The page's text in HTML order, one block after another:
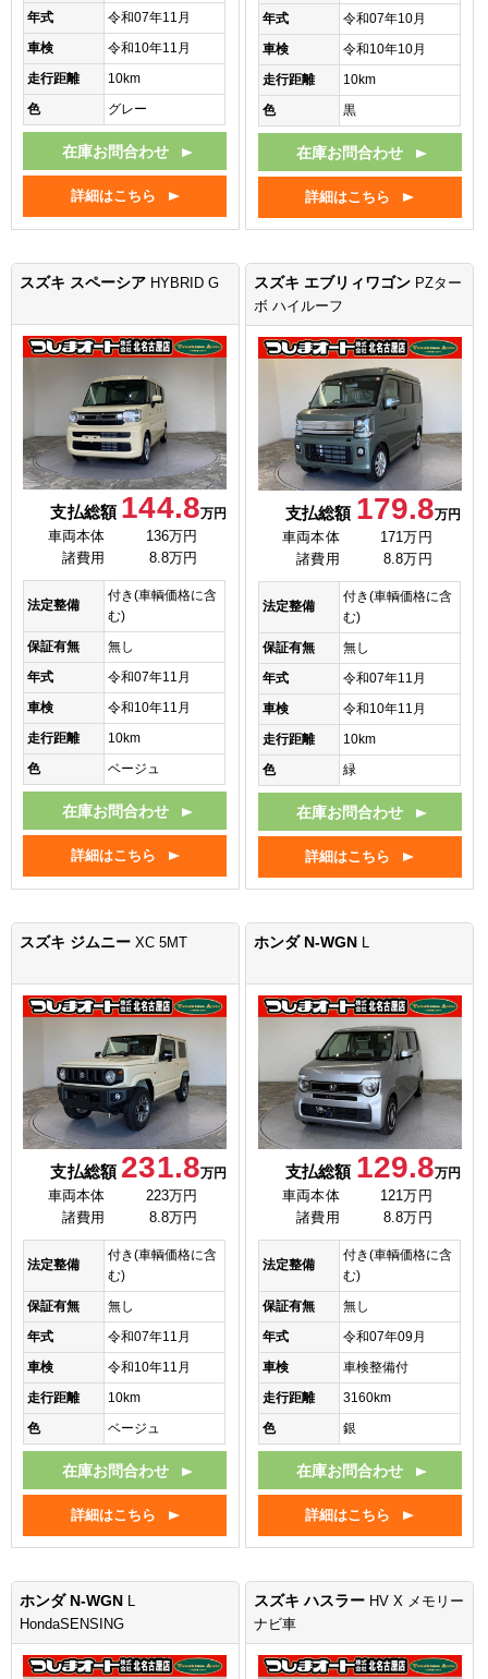
年式
令和07年11月
車検
令和10年11月
走行距離
10km
色
グレー
在庫お問合わせ
詳細はこちら
年式
令和07年10月
車検
令和10年10月
走行距離
10km
色
黒
在庫お問合わせ
詳細はこちら
スズキ スペーシア HYBRID G
支払総額 144.8万円
車両本体
136万円
諸費用
8.8万円
法定整備
付き(車輌価格に含
む)
保証有無
無し
年式
令和07年11月
車検
令和10年11月
走行距離
10km
色
ベージュ
在庫お問合わせ
詳細はこちら
スズキ エブリィワゴン PZター
ボ ハイルーフ
支払総額 179.8万円
車両本体
171万円
諸費用
8.8万円
法定整備
付き(車輌価格に含
む)
保証有無
無し
年式
令和07年11月
車検
令和10年11月
走行距離
10km
色
緑
在庫お問合わせ
詳細はこちら
スズキ ジムニー XC 5MT
支払総額 231.8万円
車両本体
223万円
諸費用
8.8万円
法定整備
付き(車輌価格に含
む)
保証有無
無し
年式
令和07年11月
車検
令和10年11月
走行距離
10km
色
ベージュ
在庫お問合わせ
詳細はこちら
ホンダ N-WGN L
支払総額 129.8万円
車両本体
121万円
諸費用
8.8万円
法定整備
付き(車輌価格に含
む)
保証有無
無し
年式
令和07年09月
車検
車検整備付
走行距離
3160km
色
銀
在庫お問合わせ
詳細はこちら
ホンダ N-WGN L
HondaSENSING
スズキ ハスラー HV X メモリー
ナビ車